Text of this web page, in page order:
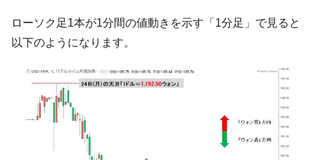
『Money1』
『Money1』
韓国型イージス搭載の次世代駆逐艦
『Money1』
【対日本円】ウォン安が急進！ 日米の協調
に韓国がいっちょがみしたのでは。
『Money1』
韓国政府『BYD』車への補助金を全廃 ⇒ 実
は韓国で『BYD』車は売れている。6カ月で対前年同期比
ローソク足1本が1分間の値動きを示す「1分足」で見ると
以下のようになります。